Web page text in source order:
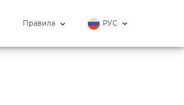
Правила РУС